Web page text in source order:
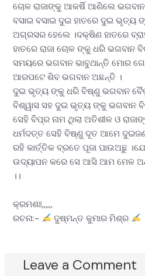
ଚୋଳ ରାଜାଙ୍କୁ ଆକର୍ଷି ଆଣିଲେ
ବସାଇ ବସାଇ ଦୁଇ ହାତରେ ଦୁଇ ଭୃତ୍ୟ
ଅଗ୍ରସର ହେଲେ ।ଦକ୍ଷିଣ ହାତରେ
ହାତରେ ରାଜା ଚୋଳ ଙ୍କୁ ଧରି ଭଗବାନ
ସମୟରେ ଭଗବାନ ଭାବୁଥାନ୍ତି ମୋର
ଆରପଟେ ଶିବ ଭଗବାନ ଅଛନ୍ତି ।
ଦୁଇ ଭୃତ୍ୟ ଙ୍କୁ ଧରି ବିଷ୍ଣୁ ଭଗବାନ
ବିଶ୍ୱାସ ସହ ଦୁଇ ଭୃତ୍ୟ ଙ୍କୁ ଭଗବାନ
ସେହି ବିପ୍ର ନାମ ଥିଲା ଅତିଶୀଳ ଓ
ଧର୍ମଦତ୍ତ ସେହି ବିଷ୍ଣୁ ଦୂତ ଆମେ
ରହି କାର୍ତ୍ତିକ ବ୍ରତେ ପୂଜା ପାଉଅଛୁ
ଉଦ୍ୟାପନ କରେ ସେ ଆସି ଆମ ମେଳ
।।
କ୍ରମଶଃ,,,,,,
ରଚନା:-
ଦୁଷ୍ମନ୍ତ କୁମାର ମିଶ୍ର
Leave a Comment